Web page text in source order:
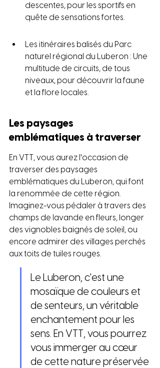
descentes, pour les sportifs en
quête de sensations fortes.
Les itinéraires balisés du Parc
naturel régional du Luberon : Une
multitude de circuits, de tous
niveaux, pour découvrir la faune
et la flore locales.
Les paysages
emblématiques à traverser
En VTT, vous aurez l'occasion de
traverser des paysages
emblématiques du Luberon, qui font
la renommée de cette région.
Imaginez-vous pédaler à travers des
champs de lavande en fleurs, longer
des vignobles baignés de soleil, ou
encore admirer des villages perchés
aux toits de tuiles rouges.
Le Luberon, c'est une
mosaïque de couleurs et
de senteurs, un véritable
enchantement pour les
sens. En VTT, vous pourrez
vous immerger au cœur
de cette nature préservée